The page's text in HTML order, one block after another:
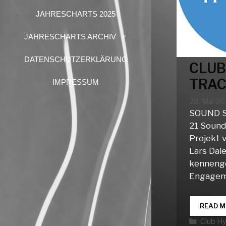
JAHRESCHARTS 2025
JAHRESCHARTS ARCHIV
DATENSCHUTZERKLÄRUNG
IMPRESSUM
SOUND
21
Projekt
Lars
READ
Club